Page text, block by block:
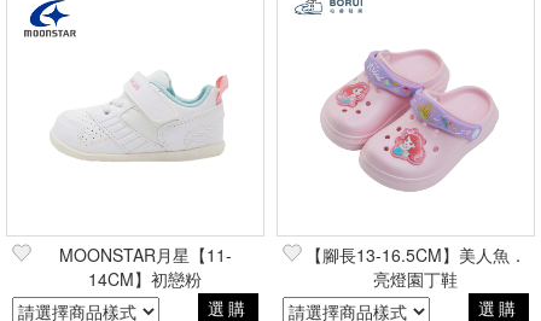
MOONSTAR月星【11-
14CM】初戀粉
選購
【腳長13-16.5CM】美人魚．
亮燈園丁鞋
選購